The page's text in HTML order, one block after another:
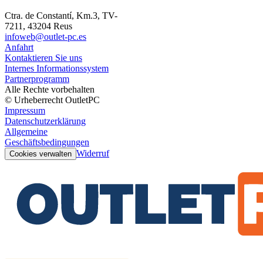
Ctra. de Constantí, Km.3, TV-
7211, 43204 Reus
infoweb@outlet-pc.es
Anfahrt
Kontaktieren Sie uns
Internes Informationssystem
Partnerprogramm
Alle Rechte vorbehalten
© Urheberrecht OutletPC
Impressum
Datenschutzerklärung
Allgemeine
Geschäftsbedingungen
Cookies verwalten Widerruf